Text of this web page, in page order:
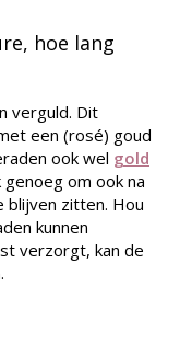
hoe lang
verguld. Dit
een (rosé) goud
ook wel gold
om ook na
blijven zitten. Hou
kunnen
verzorgt, kan de